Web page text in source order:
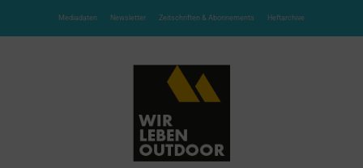
Mediadaten Newsletter Zeitschriften & Abonnements Heftarchive